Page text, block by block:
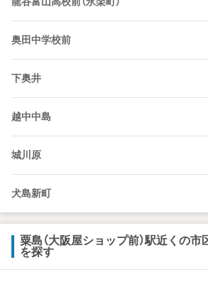
奥田中学校前
下奥井
越中中島
城川原
犬島新町
粟島（大阪屋ショップ前）駅近くの
を探す